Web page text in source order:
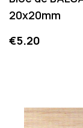
20x20mm
Price
€5.20